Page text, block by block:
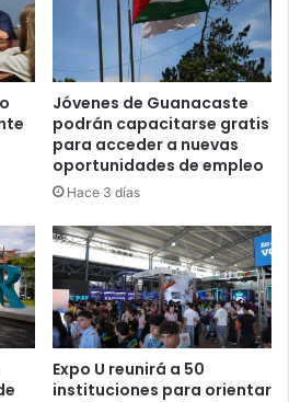
Jóvenes de Guanacaste
podrán capacitarse gratis
para acceder a nuevas
oportunidades de empleo
Hace 3 días
Expo U reunirá a 50
instituciones para orientar